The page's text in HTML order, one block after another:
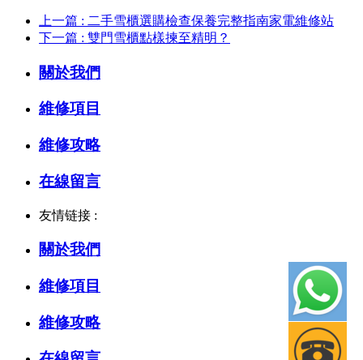
上一篇 : 二手雪櫃選購檢查保養完整指南家電維修站
下一篇 : 雙門雪櫃點樣揀至精明？
關於我們
維修項目
維修攻略
在線留言
友情链接 :
關於我們
維修項目
維修攻略